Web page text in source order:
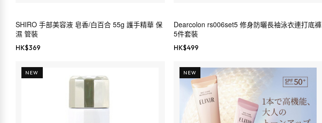
SHIRO 手部美容液 皂香/白百合 55g 護手精華 保
濕 管裝
HK$369
Dearcolon rs006set5 修身防曬長袖泳衣連打底褲
5件套裝
HK$499
NEW NEW